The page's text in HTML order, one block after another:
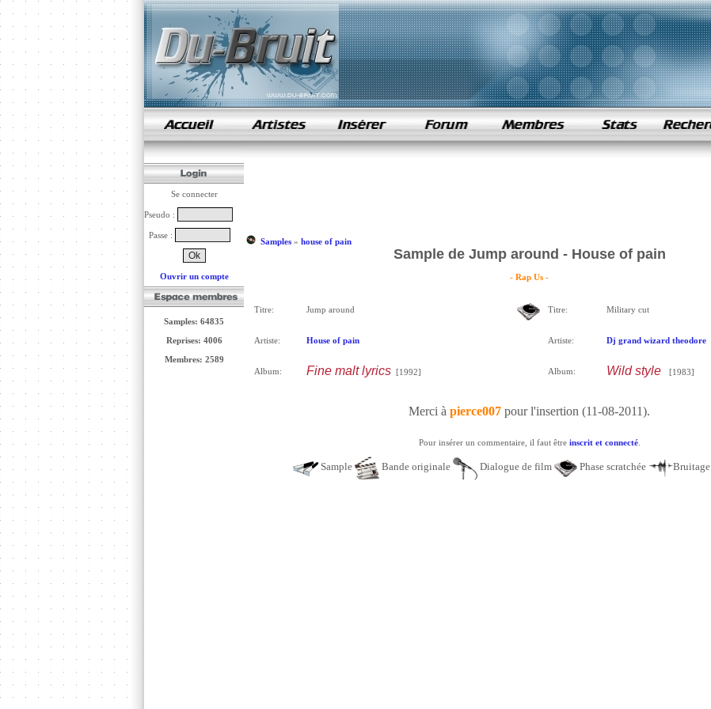
samples de rap
Se connecter
Pseudo :
Passe :
Ouvrir un compte
Samples: 64835
Reprises: 4006
Membres: 2589
Samples» house of pain
Sample de Jump around - House of pain
- Rap Us -
Titre: Jump around
Artiste: House of pain
Album: Fine malt lyrics[1992]
Titre: Military cut
Artiste: Dj grand wizard theodore
Album: Wild style [1983]
Merci à pierce007 pour l'insertion (11-08-2011).
Pour insérer un commentaire, il faut être inscrit et connecté.
Sample Bande originale Dialogue de film Phase scratchée Bruitage